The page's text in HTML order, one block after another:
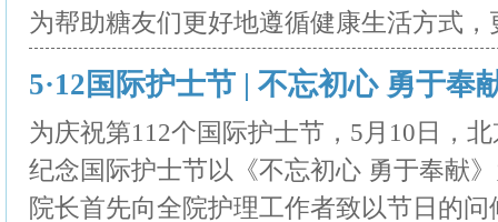
为帮助糖友们更好地遵循健康生活方式
5·12国际护士节 | 不忘初心 勇于奉
为庆祝第112个国际护士节，5月10日，
纪念国际护士节以《不忘初心 勇于奉献
院长首先向全院护理工作者致以节日的